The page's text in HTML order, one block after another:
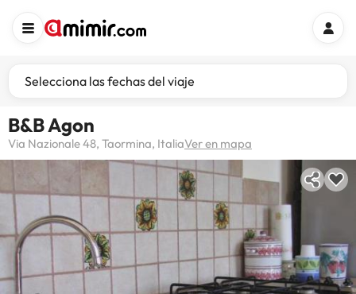
Selecciona las fechas del viaje
B&B Agon
Via Nazionale 48, Taormina, ItaliaVer en mapa